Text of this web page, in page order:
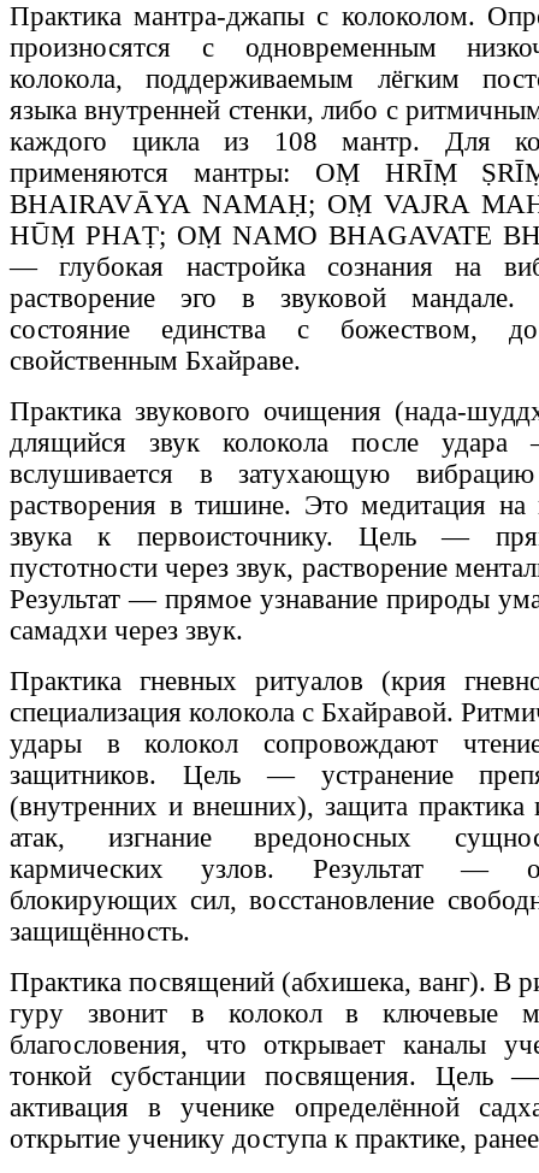
Практика мантра-джапы с колоколом.
произносятся с одновременным
колокола, поддерживаемым лёгким
языка внутренней стенки, либо с
каждого цикла из 108 мантр. Для
применяются мантры: OṂ HRĪṂ
BHAIRAVĀYA NAMAḤ; OṂ VAJRA
HŪṂ PHAṬ; OṂ NAMO BHAGAVATE
— глубокая настройка сознания на
растворение эго в звуковой
состояние единства с божеством,
свойственным Бхайраве.
Практика звукового очищения (нада-
длящийся звук колокола после
вслушивается в затухающую
растворения в тишине. Это медитация
звука к первоисточнику. Цель —
пустотности через звук, растворение
Результат — прямое узнавание природы
самадхи через звук.
Практика гневных ритуалов (крия
специализация колокола с Бхайравой.
удары в колокол сопровождают
защитников. Цель — устранение
(внутренних и внешних), защита
атак, изгнание вредоносных
кармических узлов. Результат —
блокирующих сил, восстановление
защищённость.
Практика посвящений (абхишека, ванг). В
гуру звонит в колокол в ключевые
благословения, что открывает каналы
тонкой субстанции посвящения. Цель
активация в ученике определённой
открытие ученику доступа к практике,